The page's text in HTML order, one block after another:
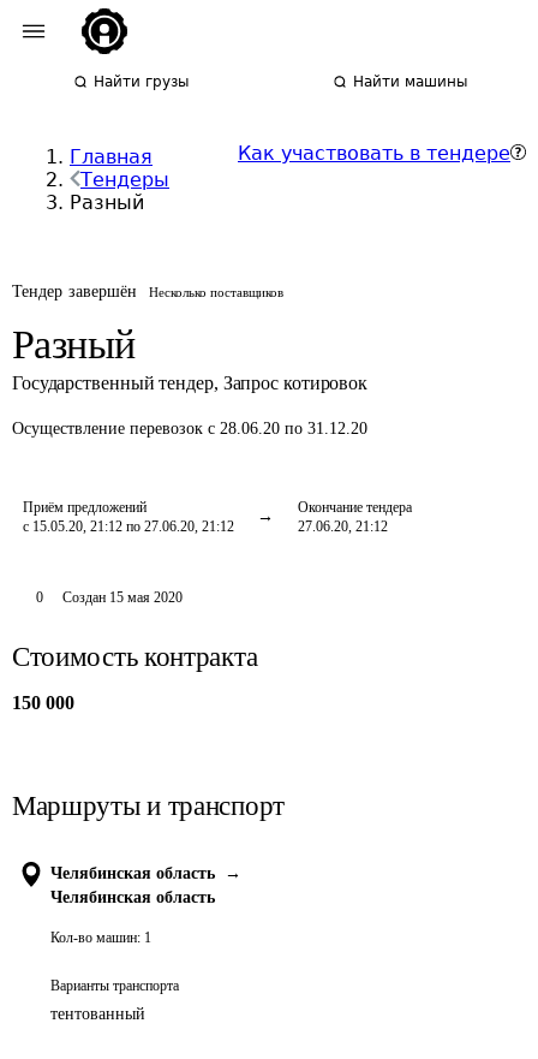
Найти грузы Найти машины
Главная
Тендеры
Разный
Как участвовать в тендере
Тендер завершён Несколько поставщиков
Разный
Государственный тендер, Запрос котировок
Осуществление перевозок с 28.06.20 по 31.12.20
Приём предложений
с 15.05.20, 21:12 по 27.06.20, 21:12
Окончание тендера
27.06.20, 21:12
0 Создан 15 мая 2020
Стоимость контракта
150 000
Маршруты и транспорт
Челябинская область
→
Челябинская область
Кол-во машин: 1
Варианты транспорта
тентованный